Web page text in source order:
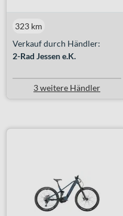
Verkauf durch Händler:
2-Rad Jessen e.K.
323 km
3 weitere Händler